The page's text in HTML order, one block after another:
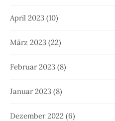
April 2023 (10)
März 2023 (22)
Februar 2023 (8)
Januar 2023 (8)
Dezember 2022 (6)